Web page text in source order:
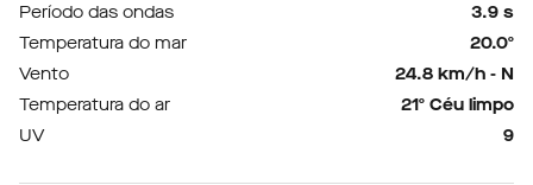
Período das ondas
3.9 s
Temperatura do mar
20.0º
Vento
24.8 km/h - N
Temperatura do ar
21º Céu limpo
UV
9